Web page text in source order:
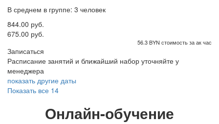
В среднем в группе: 3 человек
844.00 руб.
675.00 руб.
56.3 BYN стоимость за ак час
Записаться
Расписание занятий и ближайший набор уточняйте у
менеджера
показать другие даты
Показать все 14
Онлайн-обучение